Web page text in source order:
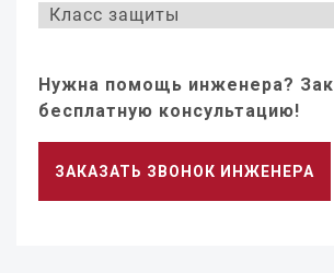
Класс защиты
Нужна помощь инженера?
бесплатную консультацию!
ЗАКАЗАТЬ ЗВОНОК ИНЖЕНЕРА